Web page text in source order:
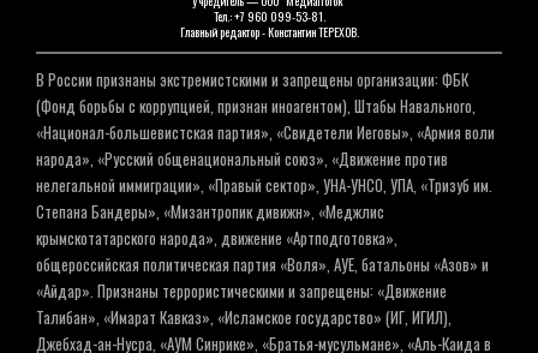
Тел.: +7 960 099-53-81.
Главный редактор - Константин ТЕРЕХОВ.
В России признаны экстремистскими и запрещены организации: ФБК
(Фонд борьбы с коррупцией, признан иноагентом), Штабы Навального,
«Национал-большевистская партия», «Свидетели Иеговы», «Армия воли
народа», «Русский общенациональный союз», «Движение против
нелегальной иммиграции», «Правый сектор», УНА-УНСО, УПА, «Тризуб им.
Степана Бандеры», «Мизантропик дивижн», «Меджлис
крымскотатарского народа», движение «Артподготовка»,
общероссийская политическая партия «Воля», АУЕ, батальоны «Азов» и
«Айдар». Признаны террористическими и запрещены: «Движение
Талибан», «Имарат Кавказ», «Исламское государство» (ИГ, ИГИЛ),
Джебхад-ан-Нусра, «АУМ Синрике», «Братья-мусульмане», «Аль-Каида в